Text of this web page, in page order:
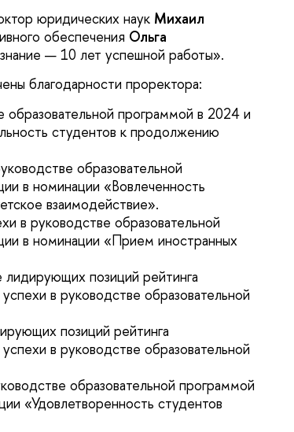
юридических наук Михаил
обеспечения Ольга
— 10 лет успешной работы».
благодарности проректора:
программой в 2024 и
студентов к продолжению
образовательной
в номинации «Вовлеченность
взаимодействие».
в руководстве образовательной
в номинации «Прием иностранных
позиций рейтинга
в руководстве образовательной
позиций рейтинга
в руководстве образовательной
образовательной программой
«Удовлетворенность студентов